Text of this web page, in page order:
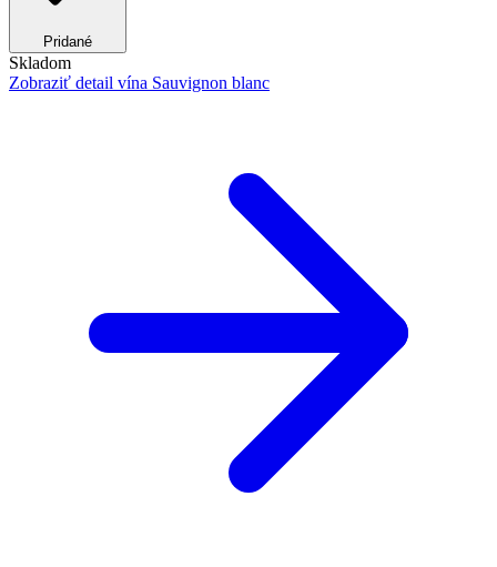
Pridané
Skladom
Zobraziť detail vína Sauvignon blanc